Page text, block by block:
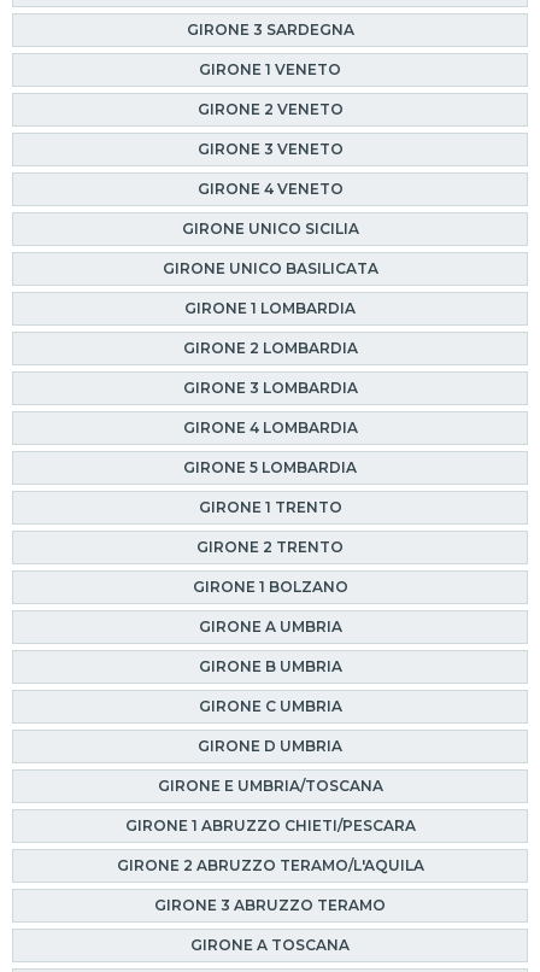
GIRONE 3 SARDEGNA
GIRONE 1 VENETO
GIRONE 2 VENETO
GIRONE 3 VENETO
GIRONE 4 VENETO
GIRONE UNICO SICILIA
GIRONE UNICO BASILICATA
GIRONE 1 LOMBARDIA
GIRONE 2 LOMBARDIA
GIRONE 3 LOMBARDIA
GIRONE 4 LOMBARDIA
GIRONE 5 LOMBARDIA
GIRONE 1 TRENTO
GIRONE 2 TRENTO
GIRONE 1 BOLZANO
GIRONE A UMBRIA
GIRONE B UMBRIA
GIRONE C UMBRIA
GIRONE D UMBRIA
GIRONE E UMBRIA/TOSCANA
GIRONE 1 ABRUZZO CHIETI/PESCARA
GIRONE 2 ABRUZZO TERAMO/L'AQUILA
GIRONE 3 ABRUZZO TERAMO
GIRONE A TOSCANA